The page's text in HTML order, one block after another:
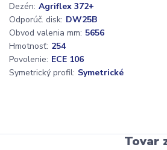
Dezén: Agriflex 372+
Odporúč. disk: DW25B
Obvod valenia mm: 5656
Hmotnosť: 254
Povolenie: ECE 106
Symetrický profil: Symetrické
Tovar